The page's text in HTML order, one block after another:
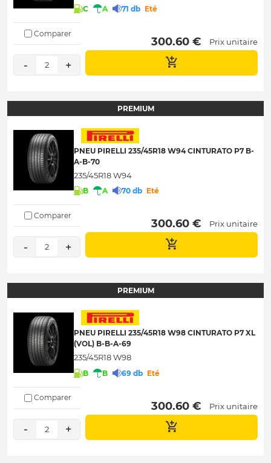
C A 71 db Eté
Comparer
- 2 +
300.60 € Prix unitaire
PREMIUM
PNEU PIRELLI 235/45R18 W94 CINTURATO P7 B-
A-B-70
235/45R18 W94
B A 70 db Eté
Comparer
- 2 +
300.60 € Prix unitaire
PREMIUM
PNEU PIRELLI 235/45R18 W98 CINTURATO P7 XL
(VOL) B-B-A-69
235/45R18 W98
B B 69 db Eté
Comparer
- 2 +
300.60 € Prix unitaire